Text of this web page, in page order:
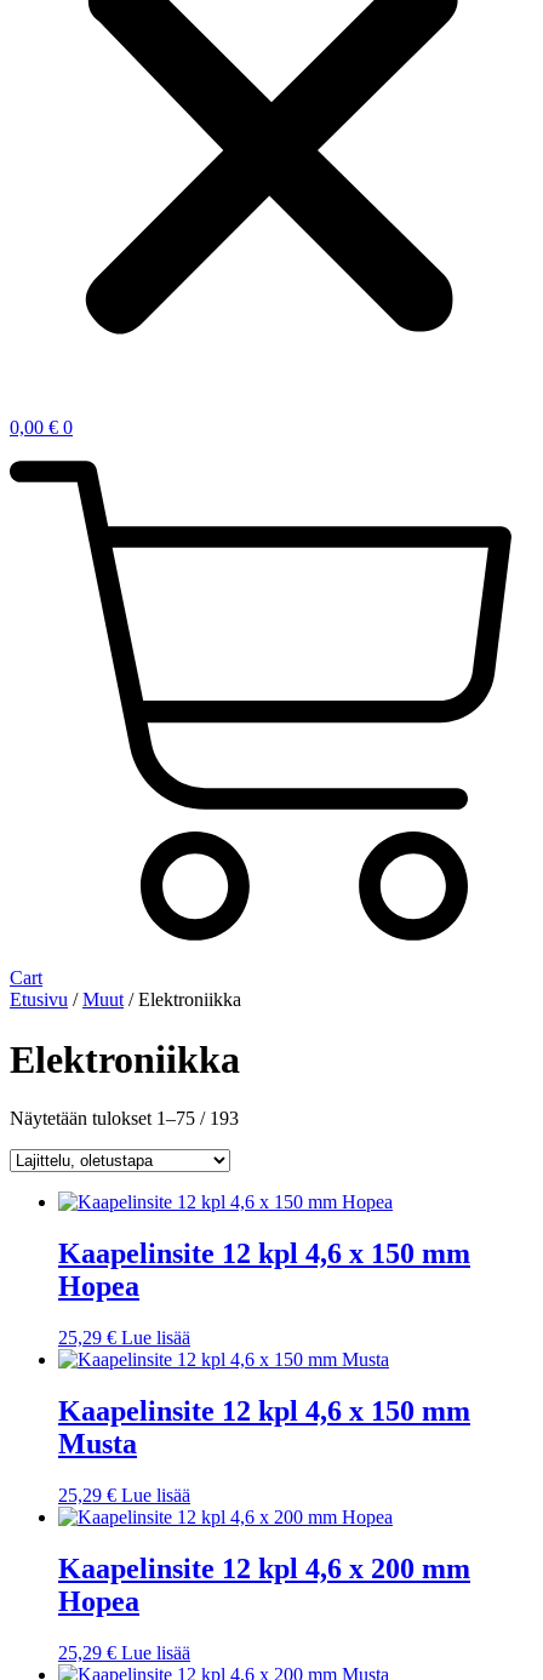
0,00 € 0
Cart
Etusivu /Muut / Elektroniikka
Elektroniikka
Näytetään tulokset 1–75 / 193
Kaapelinsite 12 kpl 4,6 x 150 mm
Hopea
25,29 € Lue lisää
Kaapelinsite 12 kpl 4,6 x 150 mm
Musta
25,29 € Lue lisää
Kaapelinsite 12 kpl 4,6 x 200 mm
Hopea
25,29 € Lue lisää